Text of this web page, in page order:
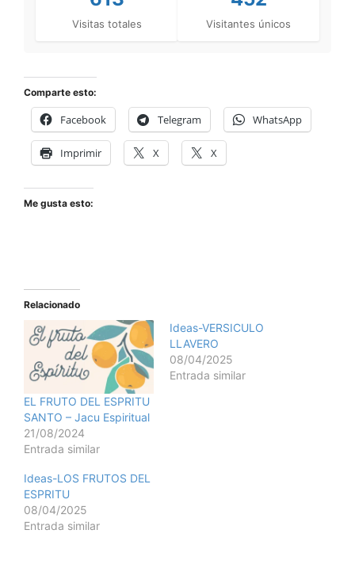
Visitas totales Visitantes únicos
Comparte esto:
Facebook Telegram WhatsApp
Imprimir X X
Me gusta esto:
Relacionado
EL FRUTO DEL ESPRITU
SANTO – Jacu Espiritual
21/08/2024
Entrada similar
Ideas-VERSICULO
LLAVERO
08/04/2025
Entrada similar
Ideas-LOS FRUTOS DEL
ESPRITU
08/04/2025
Entrada similar